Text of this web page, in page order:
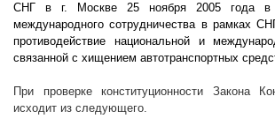
СНГ в г. Москве 25 ноября 2005 года в
международного сотрудничества в рамках
противодействие национальной и
связанной с хищением автотранспортных
При проверке конституционности Закона
исходит из следующего.